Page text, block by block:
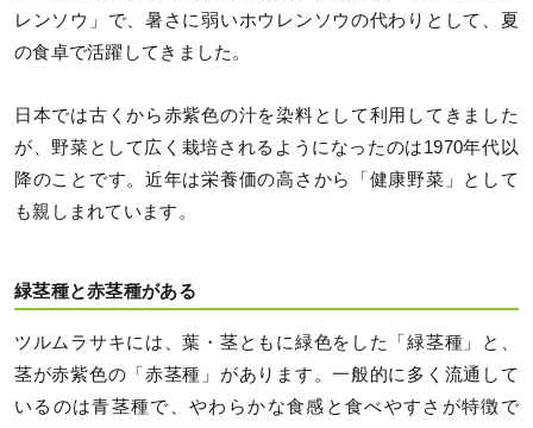
レンソウ」で、暑さに弱いホウレンソウの代わりとして、夏
の食卓で活躍してきました。
日本では古くから赤紫色の汁を染料として利用してきました
が、野菜として広く栽培されるようになったのは1970年代以
降のことです。近年は栄養価の高さから「健康野菜」として
も親しまれています。
緑茎種と赤茎種がある
ツルムラサキには、葉・茎ともに緑色をした「緑茎種」と、
茎が赤紫色の「赤茎種」があります。一般的に多く流通して
いるのは青茎種で、やわらかな食感と食べやすさが特徴で